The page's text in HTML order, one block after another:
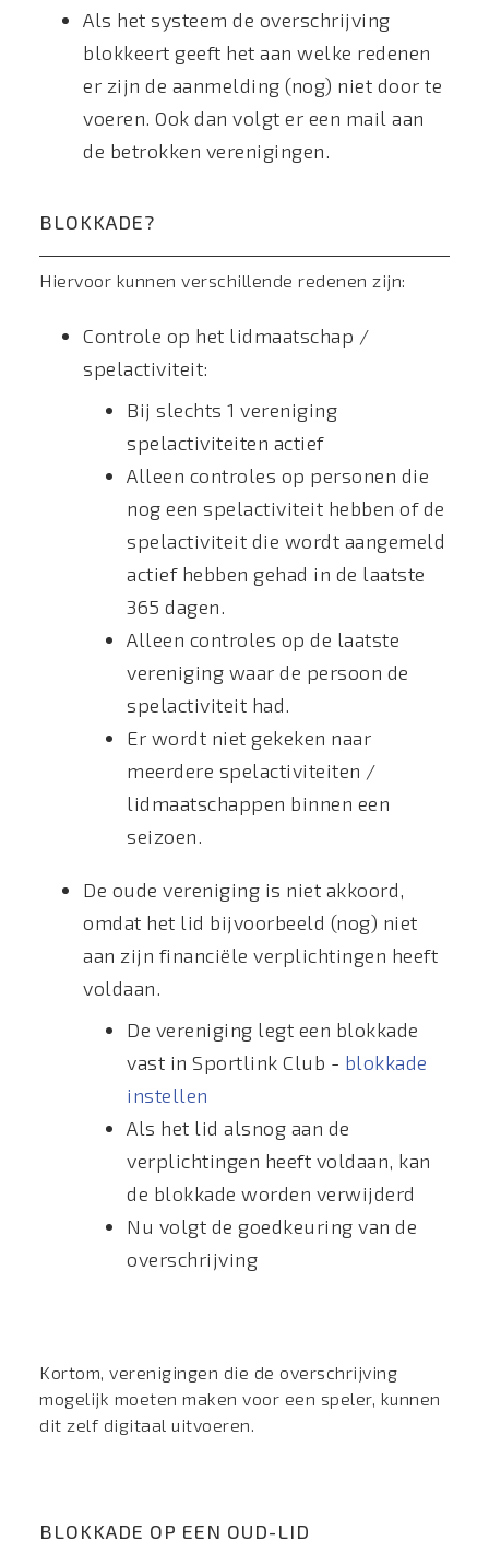
Als het systeem de overschrijving
blokkeert geeft het aan welke redenen
er zijn de aanmelding (nog) niet door te
voeren. Ook dan volgt er een mail aan
de betrokken verenigingen.
BLOKKADE?
Hiervoor kunnen verschillende redenen zijn:
Controle op het lidmaatschap /
spelactiviteit:
Bij slechts 1 vereniging
spelactiviteiten actief
Alleen controles op personen die
nog een spelactiviteit hebben of de
spelactiviteit die wordt aangemeld
actief hebben gehad in de laatste
365 dagen.
Alleen controles op de laatste
vereniging waar de persoon de
spelactiviteit had.
Er wordt niet gekeken naar
meerdere spelactiviteiten /
lidmaatschappen binnen een
seizoen.
De oude vereniging is niet akkoord,
omdat het lid bijvoorbeeld (nog) niet
aan zijn financiële verplichtingen heeft
voldaan.
De vereniging legt een blokkade
vast in Sportlink Club - blokkade
instellen
Als het lid alsnog aan de
verplichtingen heeft voldaan, kan
de blokkade worden verwijderd
Nu volgt de goedkeuring van de
overschrijving
Kortom, verenigingen die de overschrijving
mogelijk moeten maken voor een speler, kunnen
dit zelf digitaal uitvoeren.
BLOKKADE OP EEN OUD-LID